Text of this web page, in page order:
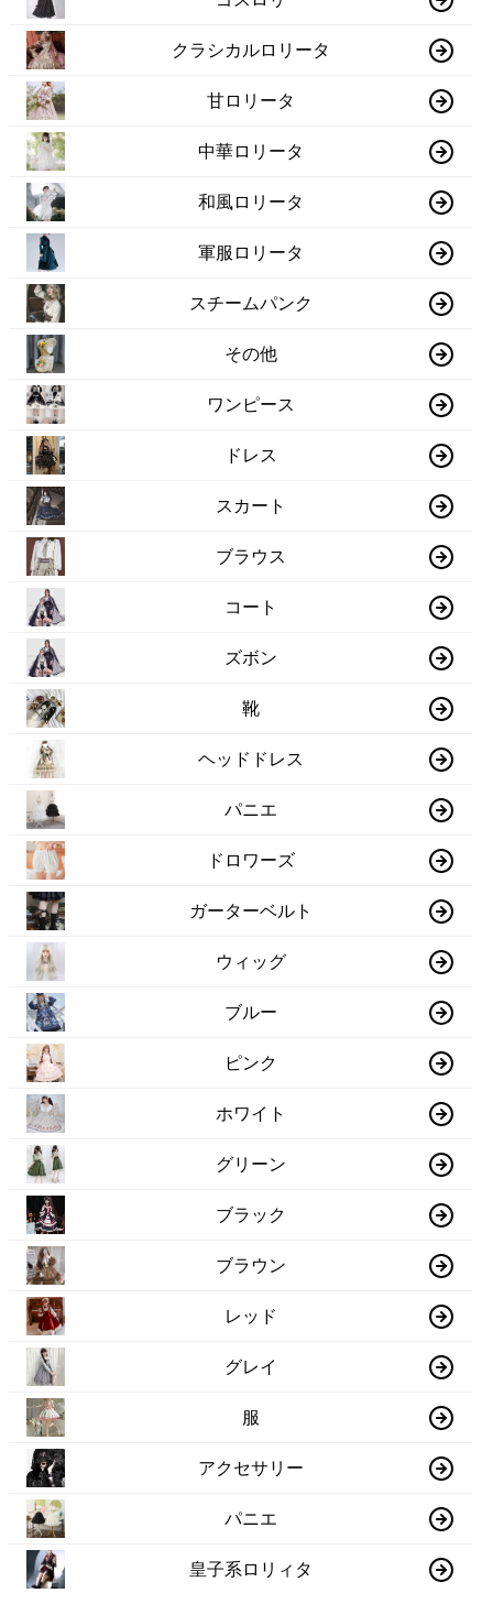
クラシカルロリータ
甘ロリータ
中華ロリータ
和風ロリータ
軍服ロリータ
スチームパンク
その他
ワンピース
ドレス
スカート
ブラウス
コート
ズボン
靴
ヘッドドレス
パニエ
ドロワーズ
ガーターベルト
ウィッグ
ブルー
ピンク
ホワイト
グリーン
ブラック
ブラウン
レッド
グレイ
服
アクセサリー
パニエ
皇子系ロリィタ